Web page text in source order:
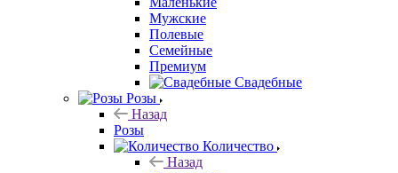
Мужские
Полевые
Семейные
Премиум
Свадебные
Розы
Назад
Розы
Количество
Назад